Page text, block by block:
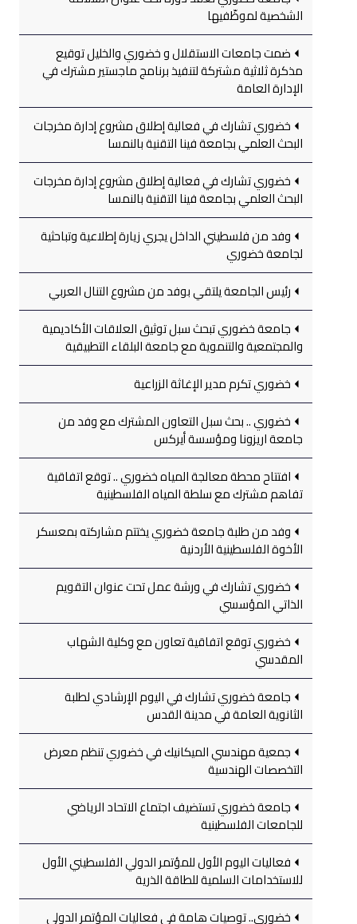
الشخصية لموظّفيها
ضمت جامعات الاستقلال و خضوري والخليل توقيع
مذكرة ثلاثية مشتركة لتنفيذ برنامج ماجستير مشترك في
الإدارة العامة
خضوري تشارك في فعالية إطلاق مشروع إدارة مخرجات
البحث العلمي بجامعة فينا التقنية بالنمسا
خضوري تشارك في فعالية إطلاق مشروع إدارة مخرجات
البحث العلمي بجامعة فينا التقنية بالنمسا
وفد من فلسطيني الداخل يجري زيارة إطلاعية وتباحثية
لجامعة خضوري
رئيس الجامعة يلتقي بوفد من مشروع التنال العربي
جامعة خضوري تبحث سبل توثيق العلاقات الأكاديمية
والمجتمعية والتنموية مع جامعة البلقاء التطبيقية
خضوري تكرم مدير الإغاثة الزراعية
خضوري .. بحث سبل التعاون المشترك مع وفد من
جامعة اريزونا ومؤسسة أيركس
افتتاح محطة معالجة المياه خضوري .. توقع اتفاقية
تفاهم مشترك مع سلطة المياه الفلسطينية
وفد من طلبة جامعة خضوري يختتم مشاركته بمعسكر
الأخوة الفلسطينية الأردنية
خضوري تشارك في ورشة عمل تحت عنوان التقويم
الذاتي المؤسسي
خضوري توقع اتفاقية تعاون مع وكلية الشهاب
المقدسي
جامعة خضوري تشارك في اليوم الإرشادي لطلبة
الثانوية العامة في مدينة القدس
جمعية مهندسي الميكانيك في خضوري تنظم معرض
التخصصات الهندسية
جامعة خضوري تستضيف اجتماع الاتحاد الرياضي
للجامعات الفلسطينية
فعاليات اليوم الأول للمؤتمر الدولي الفلسطيني الأول
للاستخدامات السلمية للطاقة الذرية
خضوري.. توصيات هامة في فعاليات المؤتمر الدولي